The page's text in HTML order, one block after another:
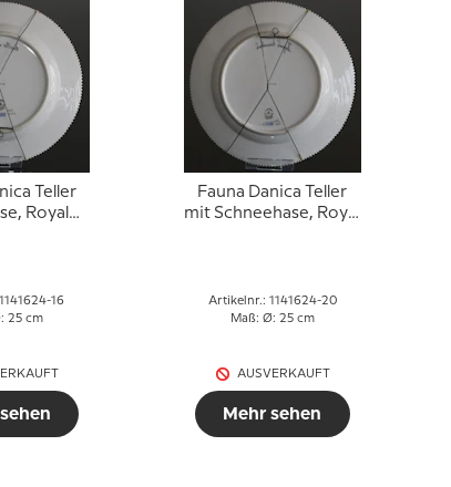
Teller
Royal
16
25 cm
Fauna Danica Teller
mit Schneehase, Royal
Artikelnr.: 1141624-20
Maß: Ø: 25 cm
AUSVERKAUFT
Mehr sehen